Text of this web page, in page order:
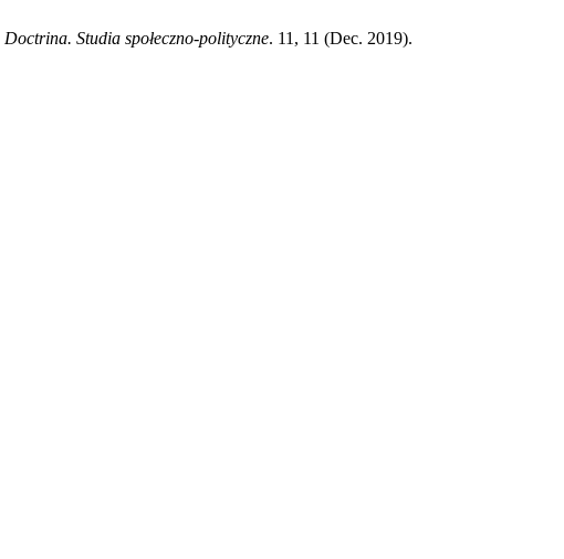
Doctrina. Studia społeczno-polityczne. 11, 11 (Dec. 2019).